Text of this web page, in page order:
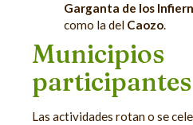
Garganta de los
como la del Caozo.
Municipios
participantes
Las actividades rotan o se